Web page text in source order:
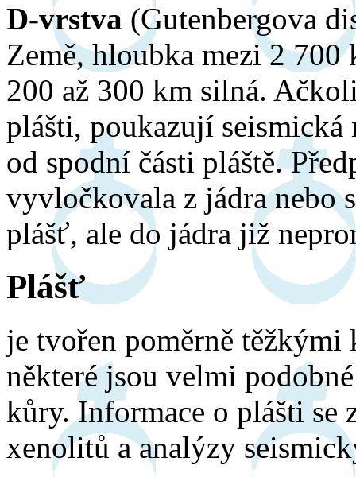
D-vrstva (Gutenbergova
Země, hloubka mezi 2 700
200 až 300 km silná.
plášti, poukazují seismická
od spodní části pláště.
vyvločkovala z jádra nebo
plášť, ale do jádra již
Plášť
je tvořen poměrně
některé jsou velmi
kůry. Informace o plášti se
xenolitů a analýzy